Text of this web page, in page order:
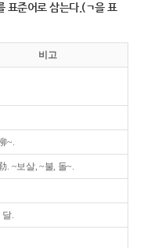
표준어로 삼는다.(ㄱ을 표
비고
~.
. ~보살, ~불, 돌~.
달.